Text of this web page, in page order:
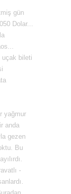
gün
Dolar...
uçak bileti
yağmur
anda
gezen
Bu
-